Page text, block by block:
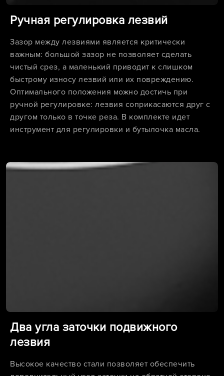
Ручная регулировка лезвий
Зазор между лезвиями является критически
важным: большой зазор не позволяет сделать
чистый срез, а маленький приводит к слишком
быстрому износу лезвий или их повреждению.
Оптимального положения можно достичь при
ручной регулировке: лезвия соприкасаются друг с
другом только в точке реза. В комплекте идет
инструмент для регулировки и бутылочка масла.
Два угла заточки подвижного
лезвия
Высокое качество стали позволяет обеспечить